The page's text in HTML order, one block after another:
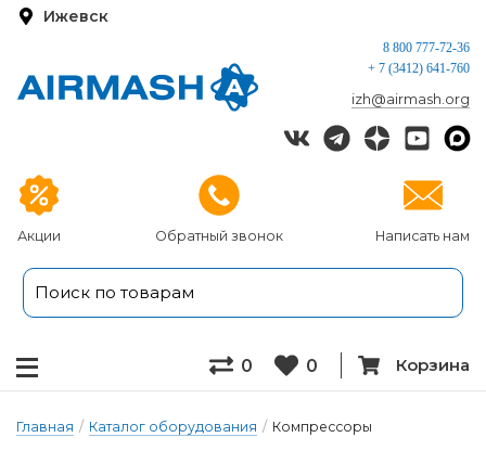
Ижевск
Акции Обратный звонок Написать нам
8 800 777-72-36
+ 7 (3412) 641-760
izh@airmash.org
0 0 Корзина
Главная / Каталог оборудования / Компрессоры